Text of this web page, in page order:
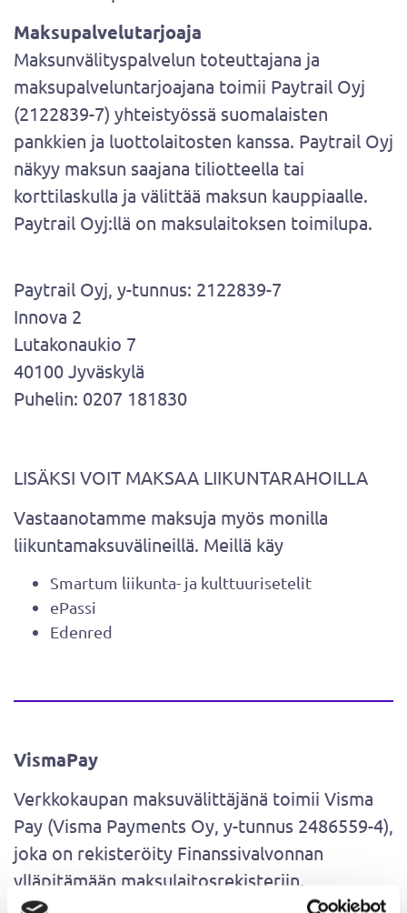
Maksupalvelutarjoaja
Maksunvälityspalvelun toteuttajana ja
maksupalveluntarjoajana toimii Paytrail Oyj
(2122839-7) yhteistyössä suomalaisten
pankkien ja luottolaitosten kanssa. Paytrail Oyj
näkyy maksun saajana tiliotteella tai
korttilaskulla ja välittää maksun kauppiaalle.
Paytrail Oyj:llä on maksulaitoksen toimilupa.
Paytrail Oyj, y-tunnus: 2122839-7
Innova 2
Lutakonaukio 7
40100 Jyväskylä
Puhelin: 0207 181830
LISÄKSI VOIT MAKSAA LIIKUNTARAHOILLA
Vastaanotamme maksuja myös monilla
liikuntamaksuvälineillä. Meillä käy
Smartum liikunta- ja kulttuurisetelit
ePassi
Edenred
VismaPay
Verkkokaupan maksuvälittäjänä toimii Visma
Pay (Visma Payments Oy, y-tunnus 2486559-4),
joka on rekisteröity Finanssivalvonnan
ylläpitämään maksulaitosrekisteriin.
Maksamiseen siirrytään Visma Payn